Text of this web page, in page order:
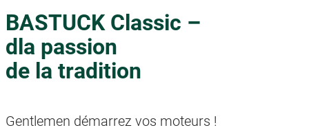
BASTUCK Classic –
dla passion
de la tradition
Gentlemen démarrez vos moteurs !